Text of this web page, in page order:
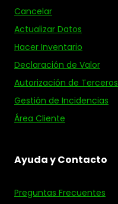
Cancelar
Actualizar Datos
Hacer Inventario
Declaración de Valor
Autorización de Terceros
Gestión de Incidencias
Área Cliente
Ayuda y Contacto
Preguntas Frecuentes